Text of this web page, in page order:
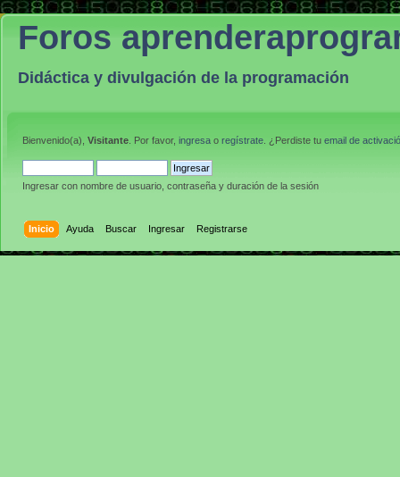
Foros
Didáctica y divulgación de la programación
Bienvenido(a), Visitante . Por favor, ingresa o regístrate . ¿Perdiste tu email de
Ingresar con nombre de usuario, contraseña y duración de la sesión
Inicio Ayuda Buscar Ingresar Registrarse